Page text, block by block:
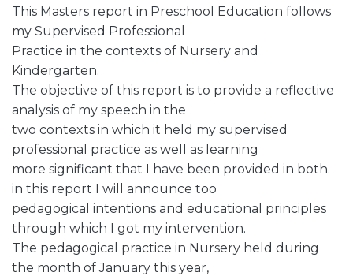
This Masters report in Preschool Education follows
my Supervised Professional
Practice in the contexts of Nursery and
Kindergarten.
The objective of this report is to provide a reflective
analysis of my speech in the
two contexts in which it held my supervised
professional practice as well as learning
more significant that I have been provided in both.
in this report I will announce too
pedagogical intentions and educational principles
through which I got my intervention.
The pedagogical practice in Nursery held during
the month of January this year,